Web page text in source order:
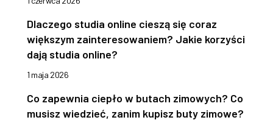
Dlaczego studia online cieszą się coraz
większym zainteresowaniem? Jakie korzyści
dają studia online?
1 maja 2026
Co zapewnia ciepło w butach zimowych? Co
musisz wiedzieć, zanim kupisz buty zimowe?